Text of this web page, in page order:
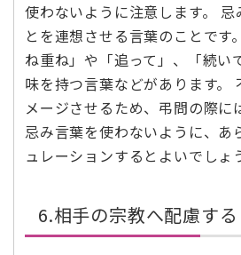
使わないように注意します。
とを連想させる言葉のことです
ね重ね」や「追って」、「続い
味を持つ言葉などがあります。
メージさせるため、弔問の際に
忌み言葉を使わないように、あ
ュレーションするとよいでしょ
6.相手の宗教へ配慮する